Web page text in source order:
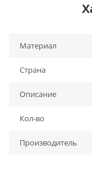
Материал
Страна
Описание
Кол-во
Производитель